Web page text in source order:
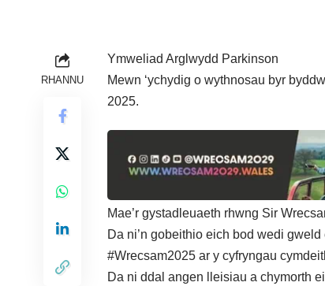
RHANNU
Ymweliad Arglwydd Parkinson
Mewn ‘ychydig o wythnosau byr
2025.
Mae’r gystadleuaeth rhwng Sir
Da ni’n gobeithio eich bod wedi
#Wrecsam2025 ar y cyfryngau
Da ni ddal angen lleisiau a chymorth